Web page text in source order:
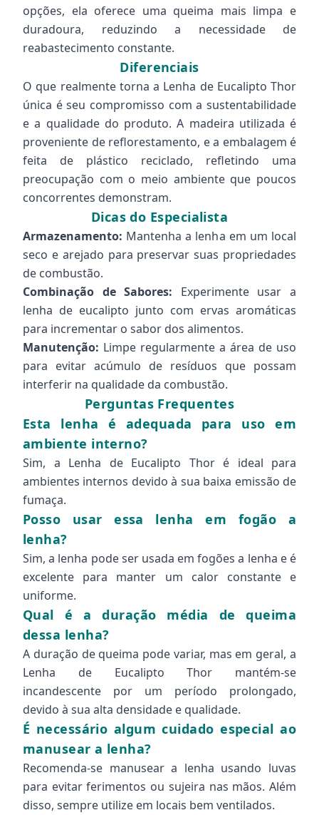
opções, ela oferece uma queima mais limpa e
duradoura, reduzindo a necessidade de
reabastecimento constante.
Diferenciais
O que realmente torna a Lenha de Eucalipto Thor
única é seu compromisso com a sustentabilidade
e a qualidade do produto. A madeira utilizada é
proveniente de reflorestamento, e a embalagem é
feita de plástico reciclado, refletindo uma
preocupação com o meio ambiente que poucos
concorrentes demonstram.
Dicas do Especialista
Armazenamento: Mantenha a lenha em um local
seco e arejado para preservar suas propriedades
de combustão.
Combinação de Sabores: Experimente usar a
lenha de eucalipto junto com ervas aromáticas
para incrementar o sabor dos alimentos.
Manutenção: Limpe regularmente a área de uso
para evitar acúmulo de resíduos que possam
interferir na qualidade da combustão.
Perguntas Frequentes
Esta lenha é adequada para uso em
ambiente interno?
Sim, a Lenha de Eucalipto Thor é ideal para
ambientes internos devido à sua baixa emissão de
fumaça.
Posso usar essa lenha em fogão a
lenha?
Sim, a lenha pode ser usada em fogões a lenha e é
excelente para manter um calor constante e
uniforme.
Qual é a duração média de queima
dessa lenha?
A duração de queima pode variar, mas em geral, a
Lenha de Eucalipto Thor mantém-se
incandescente por um período prolongado,
devido à sua alta densidade e qualidade.
É necessário algum cuidado especial ao
manusear a lenha?
Recomenda-se manusear a lenha usando luvas
para evitar ferimentos ou sujeira nas mãos. Além
disso, sempre utilize em locais bem ventilados.